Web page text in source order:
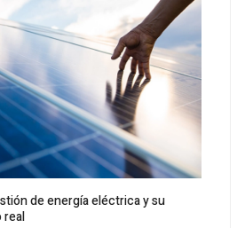
de energía eléctrica y su
real